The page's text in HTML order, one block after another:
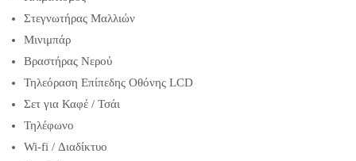
Στεγνωτήρας Μαλλιών
Μινιμπάρ
Βραστήρας Νερού
Τηλεόραση Επίπεδης Οθόνης LCD
Σετ για Καφέ / Τσάι
Τηλέφωνο
Wi-fi / Διαδίκτυο